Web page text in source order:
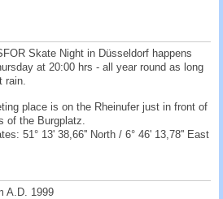
Skate Night in Düsseldorf happens
at 20:00 hrs - all year round as long
rain.
place is on the Rheinufer just in front of
of the Burgplatz.
51° 13' 38,66'' North / 6° 46' 13,78'' East
A.D. 1999